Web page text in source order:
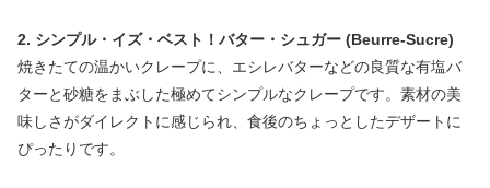
2. シンプル・イズ・ベスト！バター・シュガー (Beurre-Sucre)
焼きたての温かいクレープに、エシレバターなどの良質な有塩バ
ターと砂糖をまぶした極めてシンプルなクレープです。素材の美
味しさがダイレクトに感じられ、食後のちょっとしたデザートに
ぴったりです。